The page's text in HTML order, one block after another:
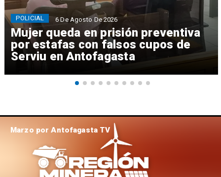
Mujer queda en prisión preventiva
por estafas con falsos cupos de
Serviu en Antofagasta
POLICIAL 6 De Agosto De 2026
Marzo por Antofagasta TV